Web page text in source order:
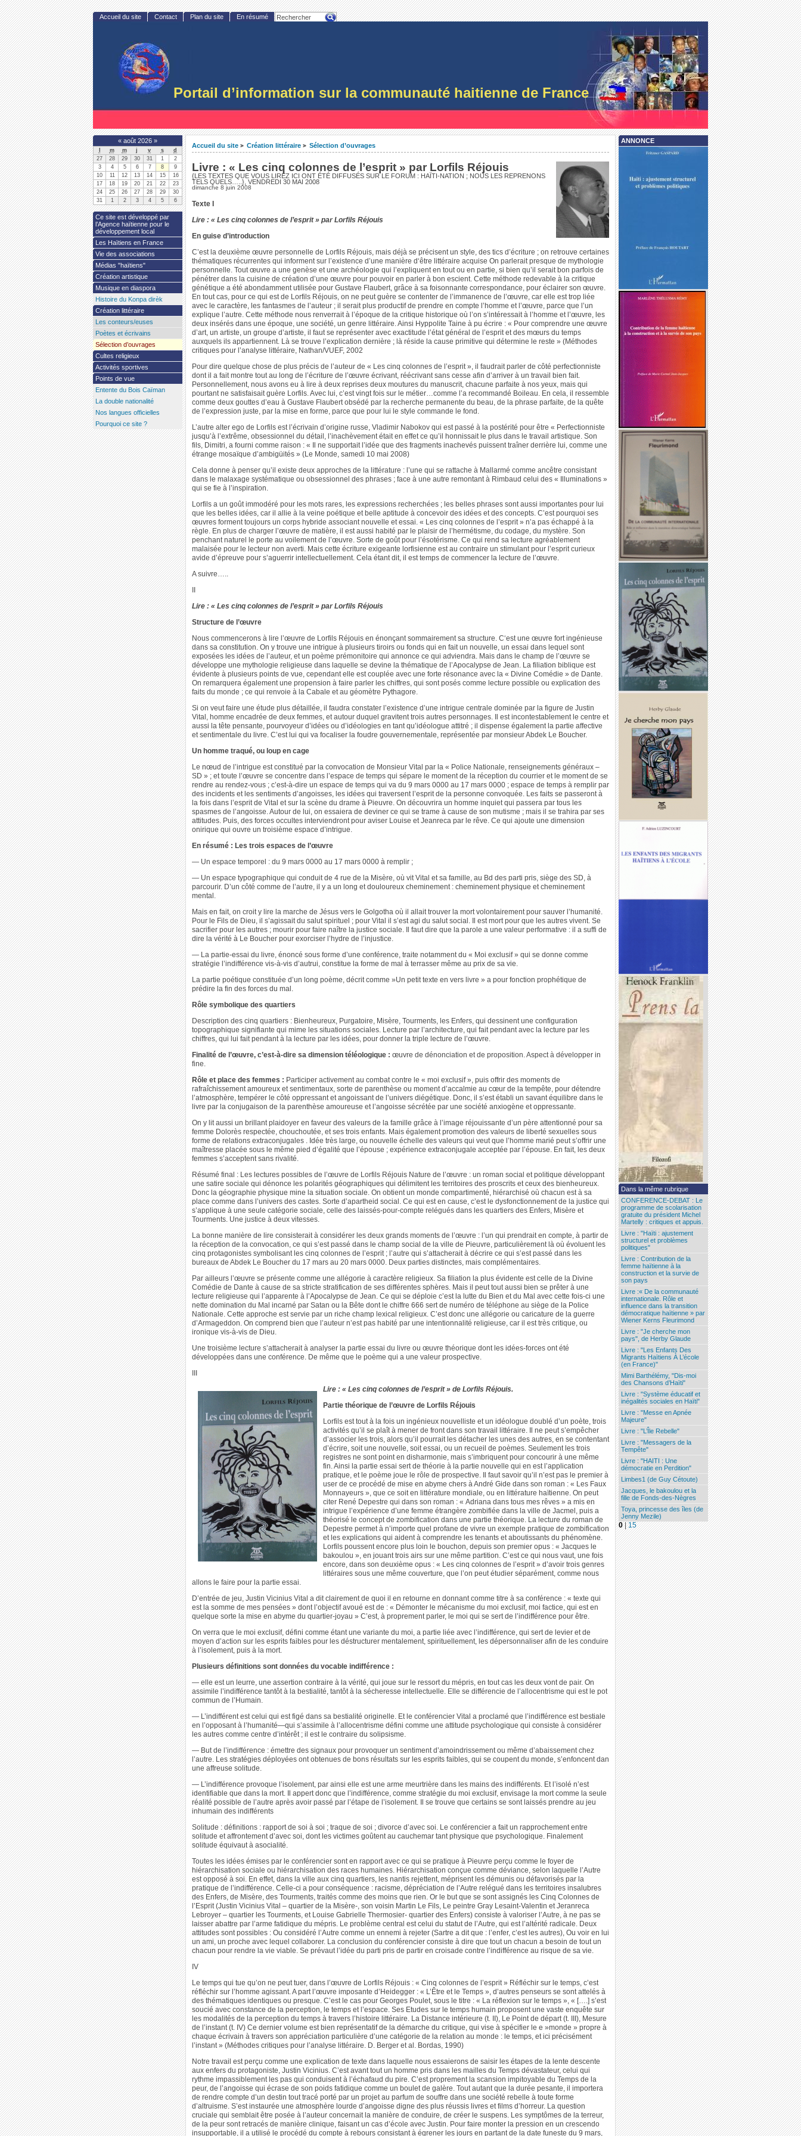
Portail d’information sur la communauté haitienne de France
Accueil du site > Création littéraire > Sélection d’ouvrages
Livre : « Les cinq colonnes de l’esprit » par Lorfils Réjouis
{LES TEXTES QUE VOUS LIREZ ICI ONT ÉTÉ DIFFUSÉS SUR LE FORUM : HAÏTI-NATION ; NOUS LES REPRENONS
TELS QUELS…..}, VENDREDI 30 MAI 2008
dimanche 8 juin 2008
Texte I
Lire : « Les cinq colonnes de l’esprit » par Lorfils Réjouis
En guise d’introduction
C’est la deuxième œuvre personnelle de Lorfils Réjouis, mais déjà se précisent un style, des tics d’écriture ; on retrouve certaines
thématiques récurrentes qui informent sur l’existence d’une manière d‘être littéraire acquise On parlerait presque de mythologie
personnelle. Tout œuvre a une genèse et une archéologie qui l’expliquent en tout ou en partie, si bien qu’il serait bon parfois de
pénétrer dans la cuisine de création d’une œuvre pour pouvoir en parler à bon escient. Cette méthode redevable à la critique
génétique a été abondamment utilisée pour Gustave Flaubert, grâce à sa foisonnante correspondance, pour éclairer son œuvre.
En tout cas, pour ce qui est de Lorfils Réjouis, on ne peut guère se contenter de l’immanence de l’œuvre, car elle est trop liée
avec le caractère, les fantasmes de l’auteur ; il serait plus productif de prendre en compte l’homme et l’œuvre, parce que l’un
explique l’autre. Cette méthode nous renverrait à l’époque de la critique historique où l’on s’intéressait à l’homme et l’œuvre, les
deux insérés dans une époque, une société, un genre littéraire. Ainsi Hyppolite Taine à pu écrire : « Pour comprendre une œuvre
d’art, un artiste, un groupe d’artiste, il faut se représenter avec exactitude l’état général de l’esprit et des mœurs du temps
auxquels ils appartiennent. Là se trouve l’explication dernière ; là réside la cause primitive qui détermine le reste » (Méthodes
critiques pour l’analyse littéraire, Nathan/VUEF, 2002
Pour dire quelque chose de plus précis de l’auteur de « Les cinq colonnes de l’esprit », il faudrait parler de côté perfectionniste
dont il a fait montre tout au long de l’écriture de l’œuvre écrivant, réécrivant sans cesse afin d’arriver à un travail bien fait.
Personnellement, nous avons eu à lire à deux reprises deux moutures du manuscrit, chacune parfaite à nos yeux, mais qui
pourtant ne satisfaisait guère Lorfils. Avec lui, c’est vingt fois sur le métier…comme l’a recommandé Boileau. En cela, il ressemble
comme deux gouttes d’eau à Gustave Flaubert obsédé par la recherche permanente du beau, de la phrase parfaite, de la quête
de l’expression juste, par la mise en forme, parce que pour lui le style commande le fond.
L’autre alter ego de Lorfils est l’écrivain d’origine russe, Vladimir Nabokov qui est passé à la postérité pour être « Perfectionniste
jusqu’à l’extrême, obsessionnel du détail, l’inachèvement était en effet ce qu’il honnissait le plus dans le travail artistique. Son
fils, Dimitri, a fourni comme raison : « Il ne supportait l’idée que des fragments inachevés puissent traîner derrière lui, comme une
étrange mosaïque d’ambigüités » (Le Monde, samedi 10 mai 2008)
Cela donne à penser qu’il existe deux approches de la littérature : l’une qui se rattache à Mallarmé comme ancêtre consistant
dans le malaxage systématique ou obsessionnel des phrases ; face à une autre remontant à Rimbaud celui des « Illuminations »
qui se fie à l’inspiration.
Lorfils a un goût immodéré pour les mots rares, les expressions recherchées ; les belles phrases sont aussi importantes pour lui
que les belles idées, car il allie à la veine poétique et belle aptitude à concevoir des idées et des concepts. C’est pourquoi ses
œuvres forment toujours un corps hybride associant nouvelle et essai. « Les cinq colonnes de l’esprit » n’a pas échappé à la
règle. En plus de charger l’œuvre de matière, il est aussi habité par le plaisir de l’hermétisme, du codage, du mystère. Son
penchant naturel le porte au voilement de l’œuvre. Sorte de goût pour l’ésotérisme. Ce qui rend sa lecture agréablement
malaisée pour le lecteur non averti. Mais cette écriture exigeante lorfisienne est au contraire un stimulant pour l’esprit curieux
avide d’épreuve pour s’aguerrir intellectuellement. Cela étant dit, il est temps de commencer la lecture de l’œuvre.
A suivre…..
Lire : « Les cinq colonnes de l’esprit » par Lorfils Réjouis
Structure de l’œuvre
Nous commencerons à lire l’œuvre de Lorfils Réjouis en énonçant sommairement sa structure. C‘est une œuvre fort ingénieuse
dans sa constitution. On y trouve une intrigue à plusieurs tiroirs ou fonds qui en fait un nouvelle, un essai dans lequel sont
exposées les idées de l’auteur, et un poème prémonitoire qui annonce ce qui adviendra. Mais dans le champ de l’œuvre se
développe une mythologie religieuse dans laquelle se devine la thématique de l’Apocalypse de Jean. La filiation biblique est
évidente à plusieurs points de vue, cependant elle est couplée avec une forte résonance avec la « Divine Comédie » de Dante.
On remarquera également une propension à faire parler les chiffres, qui sont posés comme lecture possible ou explication des
faits du monde ; ce qui renvoie à la Cabale et au géomètre Pythagore.
Si on veut faire une étude plus détaillée, il faudra constater l’existence d’une intrigue centrale dominée par la figure de Justin
Vital, homme encadrée de deux femmes, et autour duquel gravitent trois autres personnages. Il est incontestablement le centre et
aussi la tête pensante, pourvoyeur d’idées ou d’idéologies en tant qu’idéologue attitré ; il dispense également la partie affective
et sentimentale du livre. C’est lui qui va focaliser la foudre gouvernementale, représentée par monsieur Abdek Le Boucher.
Un homme traqué, ou loup en cage
Le nœud de l’intrigue est constitué par la convocation de Monsieur Vital par la « Police Nationale, renseignements généraux –
SD » ; et toute l’œuvre se concentre dans l’espace de temps qui sépare le moment de la réception du courrier et le moment de se
rendre au rendez-vous ; c’est-à-dire un espace de temps qui va du 9 mars 0000 au 17 mars 0000 ; espace de temps à remplir par
des incidents et les sentiments d’angoisses, les idées qui traversent l’esprit de la personne convoquée. Les faits se passeront à
la fois dans l’esprit de Vital et sur la scène du drame à Pieuvre. On découvrira un homme inquiet qui passera par tous les
spasmes de l’angoisse. Autour de lui, on essaiera de deviner ce qui se trame à cause de son mutisme ; mais il se trahira par ses
attitudes. Puis, des forces occultes interviendront pour aviser Louise et Jeanreca par le rêve. Ce qui ajoute une dimension
onirique qui ouvre un troisième espace d’intrigue.
En résumé : Les trois espaces de l’œuvre
— Un espace temporel : du 9 mars 0000 au 17 mars 0000 à remplir ;
— Un espace typographique qui conduit de 4 rue de la Misère, où vit Vital et sa famille, au Bd des parti pris, siège des SD, à
parcourir. D’un côté comme de l’autre, il y a un long et douloureux cheminement : cheminement physique et cheminement
mental.
Mais en fait, on croit y lire la marche de Jésus vers le Golgotha où il allait trouver la mort volontairement pour sauver l’humanité.
Pour le Fils de Dieu, il s’agissait du salut spirituel ; pour Vital il s’est agi du salut social. Il est mort pour que les autres vivent. Se
sacrifier pour les autres ; mourir pour faire naître la justice sociale. Il faut dire que la parole a une valeur performative : il a suffi de
dire la vérité à Le Boucher pour exorciser l’hydre de l’injustice.
— La partie-essai du livre, énoncé sous forme d’une conférence, traite notamment du « Moi exclusif » qui se donne comme
stratégie l’indifférence vis-à-vis d’autrui, constitue la forme de mal à terrasser même au prix de sa vie.
La partie poétique constituée d’un long poème, décrit comme »Un petit texte en vers livre » a pour fonction prophétique de
prédire la fin des forces du mal.
Rôle symbolique des quartiers
Description des cinq quartiers : Bienheureux, Purgatoire, Misère, Tourments, les Enfers, qui dessinent une configuration
topographique signifiante qui mime les situations sociales. Lecture par l’architecture, qui fait pendant avec la lecture par les
chiffres, qui lui fait pendant à la lecture par les idées, pour donner la triple lecture de l’œuvre.
Finalité de l’œuvre, c’est-à-dire sa dimension téléologique : œuvre de dénonciation et de proposition. Aspect à développer in
fine.
Rôle et place des femmes : Participer activement au combat contre le « moi exclusif », puis offrir des moments de
rafraîchissement amoureux et sentimentaux, sorte de parenthèse ou moment d’accalmie au cœur de la tempête, pour détendre
l’atmosphère, tempérer le côté oppressant et angoissant de l’univers diégétique. Donc, il s’est établi un savant équilibre dans le
livre par la conjugaison de la parenthèse amoureuse et l’angoisse sécrétée par une société anxiogène et oppressante.
On y lit aussi un brillant plaidoyer en faveur des valeurs de la famille grâce à l’image réjouissante d’un père attentionné pour sa
femme Dolorès respectée, chouchoutée, et ses trois enfants. Mais également promotion des valeurs de liberté sexuelles sous
forme de relations extraconjugales . Idée très large, ou nouvelle échelle des valeurs qui veut que l’homme marié peut s’offrir une
maîtresse placée sous le même pied d’égalité que l’épouse ; expérience extraconjugale acceptée par l’épouse. En fait, les deux
femmes s’acceptent sans rivalité.
Résumé final : Les lectures possibles de l’œuvre de Lorfils Réjouis Nature de l’œuvre : un roman social et politique développant
une satire sociale qui dénonce les polarités géographiques qui délimitent les territoires des proscrits et ceux des bienheureux.
Donc la géographie physique mine la situation sociale. On obtient un monde compartimenté, hiérarchisé où chacun est à sa
place comme dans l’univers des castes. Sorte d’apartheid social. Ce qui est en cause, c’est le dysfonctionnement de la justice qui
s’applique à une seule catégorie sociale, celle des laissés-pour-compte relégués dans les quartiers des Enfers, Misère et
Tourments. Une justice à deux vitesses.
La bonne manière de lire consisterait à considérer les deux grands moments de l’œuvre : l’un qui prendrait en compte, à partir de
la réception de la convocation, ce qui s’est passé dans le champ social de la ville de Pieuvre, particulièrement là où évoluent les
cinq protagonistes symbolisant les cinq colonnes de l’esprit ; l’autre qui s’attacherait à décrire ce qui s’est passé dans les
bureaux de Abdek Le Boucher du 17 mars au 20 mars 0000. Deux parties distinctes, mais complémentaires.
Par ailleurs l’œuvre se présente comme une allégorie à caractère religieux. Sa filiation la plus évidente est celle de la Divine
Comédie de Dante à cause de sa stricte stratification de ses différentes sphères. Mais il peut tout aussi bien se prêter à une
lecture religieuse qui l’apparente à l’Apocalypse de Jean. Ce qui se déploie c’est la lutte du Bien et du Mal avec cette fois-ci une
nette domination du Mal incarné par Satan ou la Bête dont le chiffre 666 sert de numéro de téléphone au siège de la Police
Nationale. Cette approche est servie par un riche champ lexical religieux. C’est donc une allégorie ou caricature de la guerre
d’Armageddon. On comprend bien que l’auteur n’est pas habité par une intentionnalité religieuse, car il est très critique, ou
ironique vis-à-vis de Dieu.
Une troisième lecture s’attacherait à analyser la partie essai du livre ou œuvre théorique dont les idées-forces ont été
développées dans une conférence. De même que le poème qui a une valeur prospective.
Lire : « Les cinq colonnes de l’esprit » de Lorfils Réjouis.
Partie théorique de l’œuvre de Lorfils Réjouis
Lorfils est tout à la fois un ingénieux nouvelliste et un idéologue doublé d’un poète, trois
activités qu’il se plaît à mener de front dans son travail littéraire. Il ne peut s’empêcher
d’associer les trois, alors qu’il pourrait les détacher les unes des autres, en se contentant
d’écrire, soit une nouvelle, soit essai, ou un recueil de poèmes. Seulement les trois
registres ne sont point en disharmonie, mais s’imbriquent pour concourir à une même
fin. Ainsi la partie essai sert de théorie à la partie nouvelle qui en est l’application
pratique, et le poème joue le rôle de prospective. Il faut savoir qu’il n’est pas le premier à
user de ce procédé de mise en abyme chers à André Gide dans son roman : « Les Faux
Monnayeurs », que ce soit en littérature mondiale, ou en littérature haïtienne. On peut
citer René Depestre qui dans son roman : « Adriana dans tous mes rêves » a mis en
intrigue l’expérience d’une femme étrangère zombifiée dans la ville de Jacmel, puis a
théorisé le concept de zombification dans une partie théorique. La lecture du roman de
Depestre permet à n’importe quel profane de vivre un exemple pratique de zombification
et les explications qui aident à comprendre les tenants et aboutissants du phénomène.
Lorfils poussent encore plus loin le bouchon, depuis son premier opus : « Jacques le
bakoulou », en jouant trois airs sur une même partition. C’est ce qui nous vaut, une fois
encore, dans son deuxième opus : « Les cinq colonnes de l’esprit » d’avoir trois genres
littéraires sous une même couverture, que l’on peut étudier séparément, comme nous
allons le faire pour la partie essai.
D’entrée de jeu, Justin Vicinius Vital a dit clairement de quoi il en retourne en donnant comme titre à sa conférence : « texte qui
est la somme de mes pensées » dont l’objectif avoué est de : « Démonter le mécanisme du moi exclusif, moi factice, qui est en
quelque sorte la mise en abyme du quartier-joyau » C’est, à proprement parler, le moi qui se sert de l’indifférence pour être.
On verra que le moi exclusif, défini comme étant une variante du moi, a partie liée avec l’indifférence, qui sert de levier et de
moyen d’action sur les esprits faibles pour les déstructurer mentalement, spirituellement, les dépersonnaliser afin de les conduire
à l’isolement, puis à la mort.
Plusieurs définitions sont données du vocable indifférence :
— elle est un leurre, une assertion contraire à la vérité, qui joue sur le ressort du mépris, en tout cas les deux vont de pair. On
assimile l’indifférence tantôt à la bestialité, tantôt à la sécheresse intellectuelle. Elle se différencie de l’allocentrisme qui est le pot
commun de l’Humain.
— L’indifférent est celui qui est figé dans sa bestialité originelle. Et le conférencier Vital a proclamé que l’indifférence est bestiale
en l’opposant à l’humanité—qui s’assimile à l’allocentrisme défini comme une attitude psychologique qui consiste à considérer
les autres comme centre d’intérêt ; il est le contraire du solipsisme.
— But de l’indifférence : émettre des signaux pour provoquer un sentiment d’amoindrissement ou même d’abaissement chez
l’autre. Les stratégies déployées ont obtenues de bons résultats sur les esprits faibles, qui se coupent du monde, s’enfoncent dan
une affreuse solitude.
— L’indifférence provoque l’isolement, par ainsi elle est une arme meurtrière dans les mains des indifférents. Et l’isolé n’est
identifiable que dans la mort. Il appert donc que l’indifférence, comme stratégie du moi exclusif, envisage la mort comme la seule
réalité possible de l’autre après avoir passé par l’étape de l’isolement. Il se trouve que certains se sont laissés prendre au jeu
inhumain des indifférents
Solitude : définitions : rapport de soi à soi ; traque de soi ; divorce d’avec soi. Le conférencier a fait un rapprochement entre
solitude et affrontement d’avec soi, dont les victimes goûtent au cauchemar tant physique que psychologique. Finalement
solitude équivaut à asocialité.
Toutes les idées émises par le conférencier sont en rapport avec ce qui se pratique à Pieuvre perçu comme le foyer de
hiérarchisation sociale ou hiérarchisation des races humaines. Hiérarchisation conçue comme déviance, selon laquelle l’Autre
est opposé à soi. En effet, dans la ville aux cinq quartiers, les nantis rejettent, méprisent les démunis ou défavorisés par la
pratique de l’indifférence. Celle-ci a pour conséquence : racisme, dépréciation de l’Autre relégué dans les territoires insalubres
des Enfers, de Misère, des Tourments, traités comme des moins que rien. Or le but que se sont assignés les Cinq Colonnes de
l’Esprit (Justin Vicinius Vital – quartier de la Misère-, son voisin Martin Le Fils, Le peintre Gray Lesaint-Valentin et Jeranreca
Lebroyer – quartier les Tourments, et Louise Gabrielle Thermosier- quartier des Enfers) consiste à valoriser l’Autre, à ne pas se
laisser abattre par l’arme fatidique du mépris. Le problème central est celui du statut de l’Autre, qui est l’altérité radicale. Deux
attitudes sont possibles : Ou considéré l’Autre comme un ennemi à rejeter (Sartre a dit que : l’enfer, c’est les autres), Ou voir en lui
un ami, un proche avec lequel collaborer. La conclusion du conférencier consiste à dire que tout un chacun a besoin de tout un
chacun pour rendre la vie viable. Se prévaut l’idée du parti pris de partir en croisade contre l’indifférence au risque de sa vie.
IV
Le temps qui tue qu’on ne peut tuer, dans l’œuvre de Lorfils Réjouis : « Cinq colonnes de l’esprit » Réfléchir sur le temps, c’est
réfléchir sur l’homme agissant. A part l’œuvre imposante d’Heidegger : « L’Être et le Temps », d’autres penseurs se sont attelés à
des thématiques identiques ou presque. C’est le cas pour Georges Poulet, sous le titre : « La réflexion sur le temps », « [….] s’est
soucié avec constance de la perception, le temps et l’espace. Ses Etudes sur le temps humain proposent une vaste enquête sur
les modalités de la perception du temps à travers l’histoire littéraire. La Distance intérieure (t. II), Le Point de départ (t. III), Mesure
de l’instant (t. IV) Ce dernier volume est bien représentatif de la démarche du critique, qui vise à spécifier le e »monde » propre à
chaque écrivain à travers son appréciation particulière d’une catégorie de la relation au monde : le temps, et ici précisément
l’instant » (Méthodes critiques pour l’analyse littéraire. D. Berger et al. Bordas, 1990)
Notre travail est perçu comme une explication de texte dans laquelle nous essaierons de saisir les étapes de la lente descente
aux enfers du protagoniste, Justin Vicinius. C’est avant tout un homme pris dans les mailles du Temps dévastateur, celui qui
rythme impassiblement les pas qui conduisent à l’échafaud du pire. C’est proprement la scansion impitoyable du Temps de la
peur, de l’angoisse qui écrase de son poids fatidique comme un boulet de galère. Tout autant que la durée pesante, il importera
de rendre compte d’un destin tout tracé porté par un projet au parfum de souffre dans une société rebelle à toute forme
d’altruisme. S’est instaurée une atmosphère lourde d’angoisse digne des plus réussis livres et films d’horreur. La question
cruciale qui semblait être posée à l’auteur concernait la manière de conduire, de créer le suspens. Les symptômes de la terreur,
de la peur sont retracés de manière clinique, faisant un cas d’école avec Justin. Pour faire monter la pression en un crescendo
insupportable, il a utilisé le procédé du compte à rebours consistant à égrener les jours en partant de la date funeste du 9 mars,
ANNONCE
Dans la même rubrique
CONFERENCE-DEBAT : Le
programme de scolarisation
gratuite du président Michel
Martelly : critiques et appuis.
Livre : "Haïti : ajustement
structurel et problèmes
politiques"
Livre : Contribution de la
femme haïtienne à la
construction et la survie de
son pays
Livre :« De la communauté
internationale. Rôle et
influence dans la transition
démocratique haïtienne » par
Wiener Kerns Fleurimond
Livre : "Je cherche mon
pays", de Herby Glaude
Livre : "Les Enfants Des
Migrants Haïtiens À L’école
(en France)"
Mimi Barthélémy, "Dis-moi
des Chansons d’Haïti"
Livre : "Système éducatif et
inégalités sociales en Haïti"
Livre : "Messe en Apnée
Majeure"
Livre : "L’Île Rebelle"
Livre : "Messagers de la
Tempête"
Livre : "HAITI : Une
démocratie en Perdition"
Limbes1 (de Guy Cétoute)
Jacques, le bakoulou et la
fille de Fonds-des-Nègres
Toya, princesse des îles (de
Jenny Mezile)
0|15
Accueil du site Contact Plan du site En résumé
« août 2026 »
m m j v s
d
27
28 29 30 31 1
2
3
4 5 6 7 8
9
10
11 12 13 14 15
16
17
18 19 20 21 22
23
24
25 26 27 28 29
30
31
1 2 3 4 5 6
Ce site est développé par
l’Agence haïtienne pour le
développement local
Les Haïtiens en France
Vie des associations
Médias "haïtiens"
Création artistique
Musique en diaspora
Histoire du Konpa dirèk
Création littéraire
Les conteurs/euses
Poètes et écrivains
Sélection d’ouvrages
Cultes religieux
Activités sportives
Points de vue
Entente du Bois Caïman
La double nationalité
Nos langues officielles
Pourquoi ce site ?